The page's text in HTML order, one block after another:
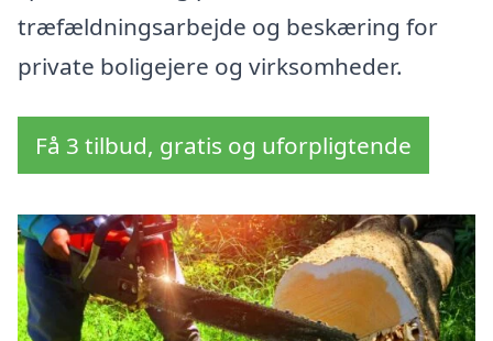
træfældningsarbejde og beskæring for
private boligejere og virksomheder.
Få 3 tilbud, gratis og uforpligtende